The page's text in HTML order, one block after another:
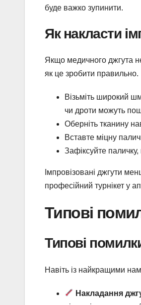
буде важко зупинити.
Як накласти
Якщо медичного джгута
як це зробити правильно.
Візьміть широкий
чи дроти можуть
Оберніть тканину
Вставте міцну
Зафіксуйте
Імпровізовані джгути
професійний турнікет у
Типові
Типові
Навіть із найкращими
Накладання